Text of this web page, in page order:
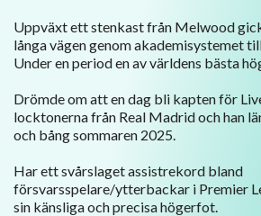
Uppväxt ett stenkast från Melwood
långa vägen genom akademisystemet
Under en period en av världens bästa
Drömde om att en dag bli kapten för
locktonerna från Real Madrid och han
och bång sommaren 2025.
Har ett svårslaget assistrekord bland
försvarsspelare/ytterbackar i Premier
sin känsliga och precisa högerfot.